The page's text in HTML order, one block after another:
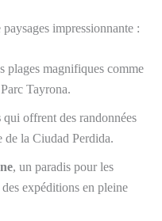
impressionnante :
plages magnifiques comme
Tayrona.
qui offrent des randonnées
de la Ciudad Perdida.
, un paradis pour les
expéditions en pleine